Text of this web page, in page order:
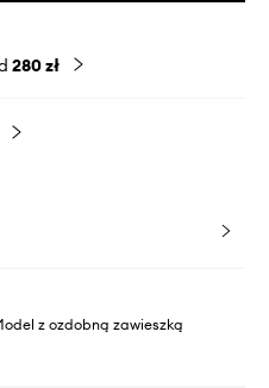
280 zł
z ozdobną zawieszką